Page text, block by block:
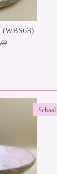
(WBS63)
Schaal